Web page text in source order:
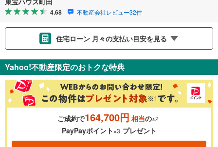
4.68 不動産会社レビュー32件
住宅ローン 月々の支払い目安を見る
金利 ％
0.01%
Yahoo!不動産限定のおトクな特典
ご成約で164,700円 相当の※2
PayPayポイント※3 プレゼント